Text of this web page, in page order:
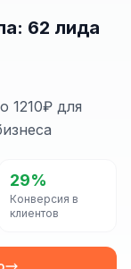
62 лида
1210₽ для
29%
Конверсия в
клиентов